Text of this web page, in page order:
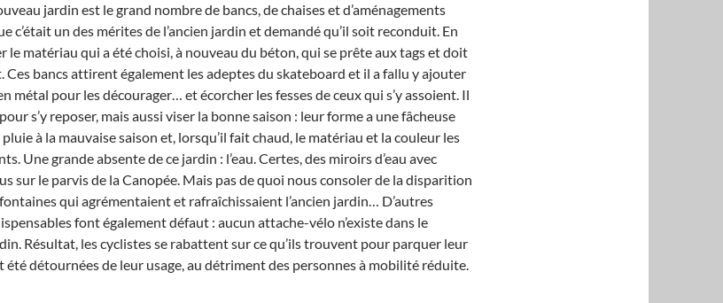
jardin est le grand nombre de bancs, de chaises et d’aménagements
c’était un des mérites de l’ancien jardin et demandé qu’il soit reconduit. En
le matériau qui a été choisi, à nouveau du béton, qui se prête aux tags et doit
bancs attirent également les adeptes du skateboard et il a fallu y ajouter
métal pour les décourager… et écorcher les fesses de ceux qui s’y assoient. Il
s’y reposer, mais aussi viser la bonne saison : leur forme a une fâcheuse
à la mauvaise saison et, lorsqu’il fait chaud, le matériau et la couleur les
Une grande absente de ce jardin : l’eau. Certes, des miroirs d’eau avec
sur le parvis de la Canopée. Mais pas de quoi nous consoler de la disparition
qui agrémentaient et rafraîchissaient l’ancien jardin… D’autres
font également défaut : aucun attache-vélo n’existe dans le
Résultat, les cyclistes se rabattent sur ce qu’ils trouvent pour parquer leur
été détournées de leur usage, au détriment des personnes à mobilité réduite.